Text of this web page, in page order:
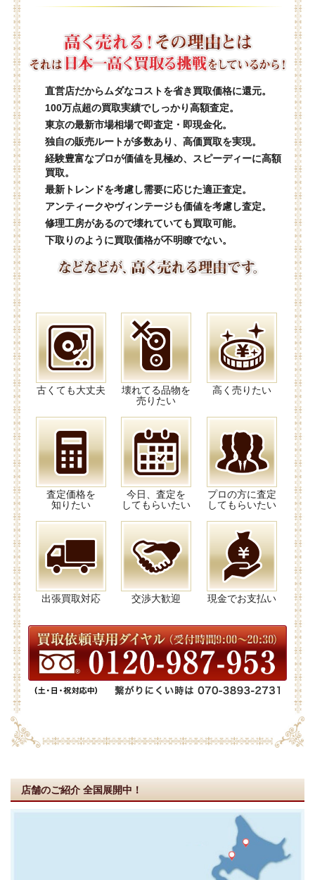
直営店だからムダなコストを省き買取価格に還元。
100万点超の買取実績でしっかり高額査定。
東京の最新市場相場で即査定・即現金化。
独自の販売ルートが多数あり、高価買取を実現。
経験豊富なプロが価値を見極め、スピーディーに高額
買取。
最新トレンドを考慮し需要に応じた適正査定。
アンティークやヴィンテージも価値を考慮し査定。
修理工房があるので壊れていても買取可能。
下取りのように買取価格が不明瞭でない。
古くても大丈夫
壊れてる品物を
売りたい
高く売りたい
査定価格を
知りたい
今日、査定を
してもらいたい
プロの方に査定
してもらいたい
出張買取対応 交渉大歓迎 現金でお支払い
店舗のご紹介 全国展開中！